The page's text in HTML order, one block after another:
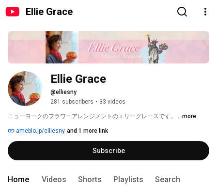
Ellie Grace
Ellie Grace
@elliesny
281 subscribers • 33 videos
ニューヨークのフラワーアレンジメントのエリーグレースです。 ...more
ameblo.jp/elliesny and 1 more link
Subscribe
Home Videos Shorts Playlists Search